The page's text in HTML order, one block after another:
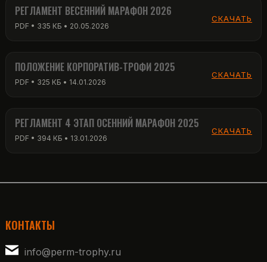
РЕГЛАМЕНТ ВЕСЕННИЙ МАРАФОН 2026
PDF • 335 КБ • 20.05.2026
СКАЧАТЬ
ПОЛОЖЕНИЕ КОРПОРАТИВ-ТРОФИ 2025
PDF • 325 КБ • 14.01.2026
СКАЧАТЬ
РЕГЛАМЕНТ 4 ЭТАП ОСЕННИЙ МАРАФОН 2025
PDF • 394 КБ • 13.01.2026
СКАЧАТЬ
КОНТАКТЫ
info@perm-trophy.ru